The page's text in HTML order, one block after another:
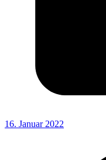
16. Januar 2022